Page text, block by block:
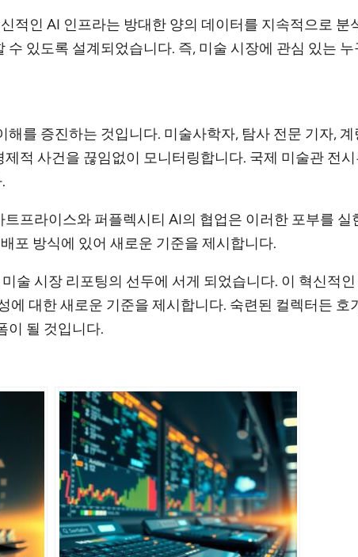
인 AI 인프라는 방대한 양의 데이터를 지속적으로 분
있도록 설계되었습니다. 즉, 미술 시장에 관심 있는
를 증진하는 것입니다. 미술사학자, 탐사 전문 기자,
적 사건을 끊임없이 모니터링합니다. 국제 미술관 전
프라이스와 퍼플렉시티 AI의 협업은 이러한 포부를 실
포 방식에 있어 새로운 기준을 제시합니다.
술 시장 리포팅의 선두에 서게 되었습니다. 이 혁신적
대한 새로운 기준을 제시합니다. 숙련된 컬렉터든 호
이 될 것입니다.